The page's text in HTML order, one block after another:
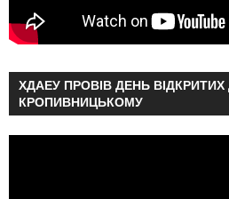
ХДАЕУ ПРОВІВ ДЕНЬ ВІДКРИТИХ
КРОПИВНИЦЬКОМУ